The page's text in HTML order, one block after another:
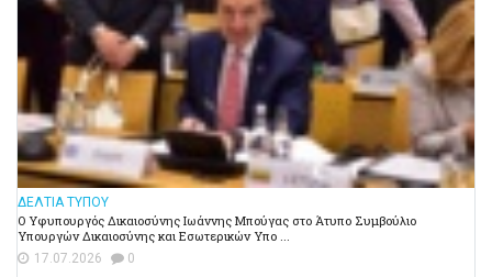
ΔΕΛΤΙΑ ΤΥΠΟΥ
Ο Υφυπουργός Δικαιοσύνης Ιωάννης Μπούγας στο Άτυπο Συμβούλιο
Υπουργών Δικαιοσύνης και Εσωτερικών Υπο ...
17.07.2026 0